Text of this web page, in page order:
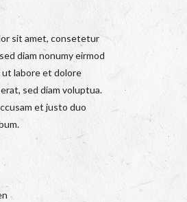
sit amet, consetetur
diam nonumy eirmod
labore et dolore
sed diam voluptua.
et justo duo